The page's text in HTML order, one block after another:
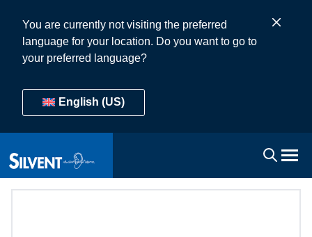
You are currently not visiting the preferred
language for your location. Do you want to go to
your preferred language?
English (US)